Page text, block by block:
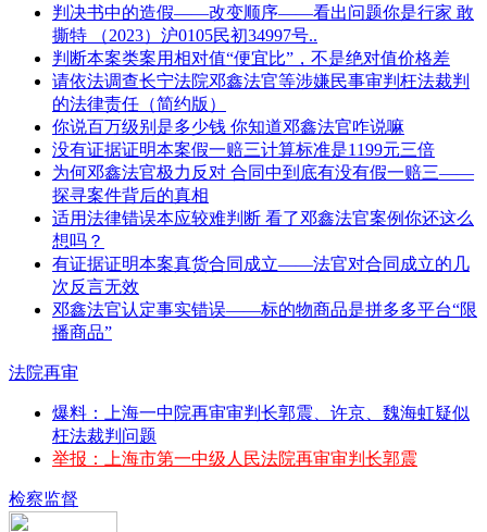
判决书中的造假——改变顺序——看出问题你是行家 敢
撕特 （2023）沪0105民初34997号..
判断本案类案用相对值“便宜比”，不是绝对值价格差
请依法调查长宁法院邓鑫法官等涉嫌民事审判枉法裁判
的法律责任（简约版）
你说百万级别是多少钱 你知道邓鑫法官咋说嘛
没有证据证明本案假一赔三计算标准是1199元三倍
为何邓鑫法官极力反对 合同中到底有没有假一赔三——
探寻案件背后的真相
适用法律错误本应较难判断 看了邓鑫法官案例你还这么
想吗？
有证据证明本案真货合同成立——法官对合同成立的几
次反言无效
邓鑫法官认定事实错误——标的物商品是拼多多平台“限
播商品”
法院再审
爆料：上海一中院再审审判长郭震、许京、魏海虹疑似
枉法裁判问题
举报：上海市第一中级人民法院再审审判长郭震
检察监督